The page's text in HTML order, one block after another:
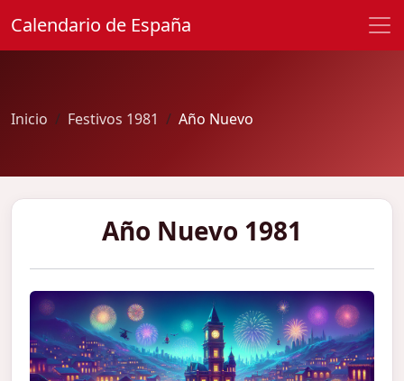
Calendario de España
Inicio Festivos 1981 Año Nuevo
Año Nuevo 1981